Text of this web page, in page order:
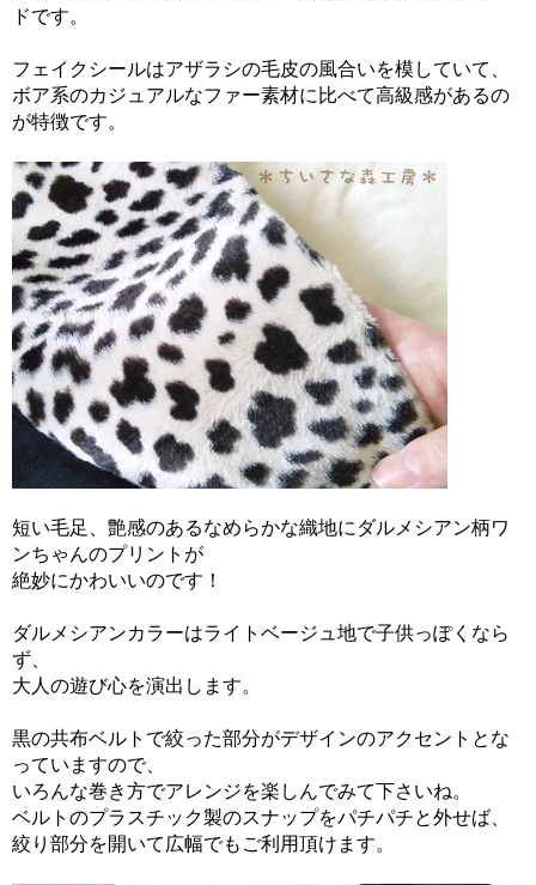
ドです。
フェイクシールはアザラシの毛皮の風合いを模していて、
ボア系のカジュアルなファー素材に比べて高級感があるの
が特徴です。
短い毛足、艶感のあるなめらかな織地にダルメシアン柄ワ
ンちゃんのプリントが
絶妙にかわいいのです！
ダルメシアンカラーはライトベージュ地で子供っぽくなら
ず、
大人の遊び心を演出します。
黒の共布ベルトで絞った部分がデザインのアクセントとな
っていますので、
いろんな巻き方でアレンジを楽しんでみて下さいね。
ベルトのプラスチック製のスナップをパチパチと外せば、
絞り部分を開いて広幅でもご利用頂けます。